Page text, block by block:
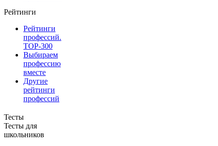
Рейтинги
Рейтинги
профессий.
TOP-300
Выбираем
профессию
вместе
Другие
рейтинги
профессий
Тесты
Тесты для
школьников